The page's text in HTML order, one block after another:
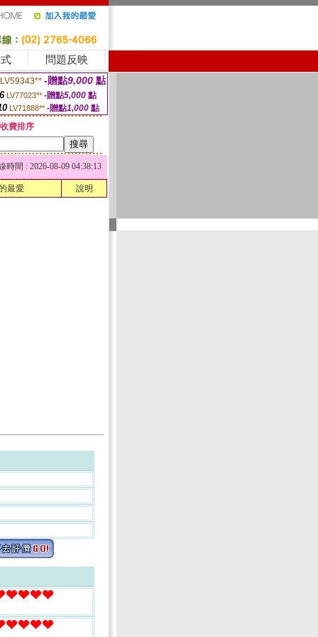
問題反映
LV59343** -贈點9,000 點
LV77023** -贈點5,000點
LV71888** -贈點1,000 點
費排序
時間 : 2026-08-09 04:38:13
最愛 說明